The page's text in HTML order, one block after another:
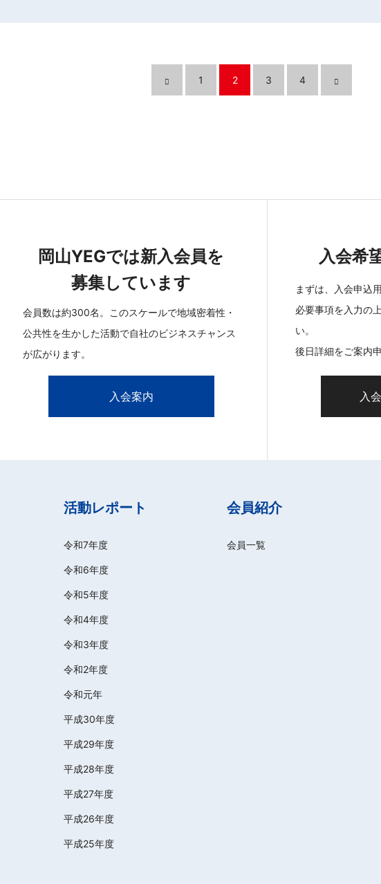
1 2 3 4
岡山YEGでは新入会員を
募集しています
会員数は約300名。このスケールで地域密着性・
公共性を生かした活動で自社のビジネスチャンス
が広がります。
入会案内
入会希
まずは、入会申込
必要事項を入力の
い。
後日詳細をご案内
入
活動レポート
令和7年度
令和6年度
令和5年度
令和4年度
令和3年度
令和2年度
令和元年
平成30年度
平成29年度
平成28年度
平成27年度
平成26年度
平成25年度
会員紹介
会員一覧